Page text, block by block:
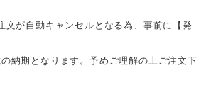
が自動キャンセルとなる為、事前に【発
納期となります。予めご理解の上ご注文下